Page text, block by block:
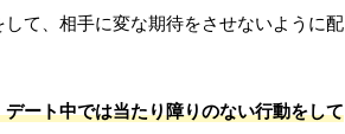
て、相手に変な期待をさせないように配
ート中では当たり障りのない行動をして